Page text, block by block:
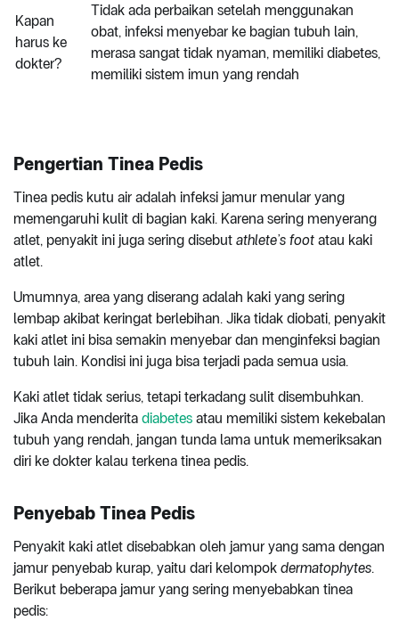
Kapan
harus ke
dokter?
Tidak ada perbaikan setelah menggunakan
obat, infeksi menyebar ke bagian tubuh lain,
merasa sangat tidak nyaman, memiliki diabetes,
memiliki sistem imun yang rendah
Pengertian Tinea Pedis
Tinea pedis kutu air adalah infeksi jamur menular yang
memengaruhi kulit di bagian kaki. Karena sering menyerang
atlet, penyakit ini juga sering disebut athlete’s foot atau kaki
atlet.
Umumnya, area yang diserang adalah kaki yang sering
lembap akibat keringat berlebihan. Jika tidak diobati, penyakit
kaki atlet ini bisa semakin menyebar dan menginfeksi bagian
tubuh lain. Kondisi ini juga bisa terjadi pada semua usia.
Kaki atlet tidak serius, tetapi terkadang sulit disembuhkan.
Jika Anda menderita diabetes atau memiliki sistem kekebalan
tubuh yang rendah, jangan tunda lama untuk memeriksakan
diri ke dokter kalau terkena tinea pedis.
Penyebab Tinea Pedis
Penyakit kaki atlet disebabkan oleh jamur yang sama dengan
jamur penyebab kurap, yaitu dari kelompok dermatophytes.
Berikut beberapa jamur yang sering menyebabkan tinea
pedis: